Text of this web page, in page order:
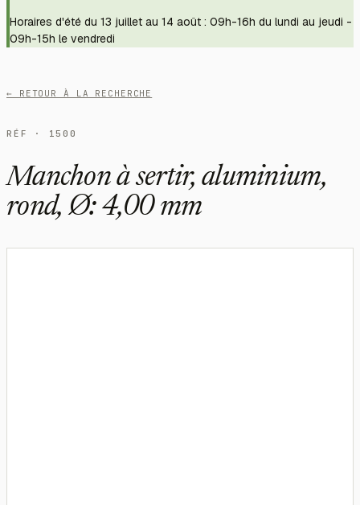
Horaires d'été du 13 juillet au 14 août : 09h-16h du lundi au jeudi -
09h-15h le vendredi
← RETOUR À LA RECHERCHE
RÉF · 1500
Manchon à sertir, aluminium,
rond, Ø: 4,00 mm